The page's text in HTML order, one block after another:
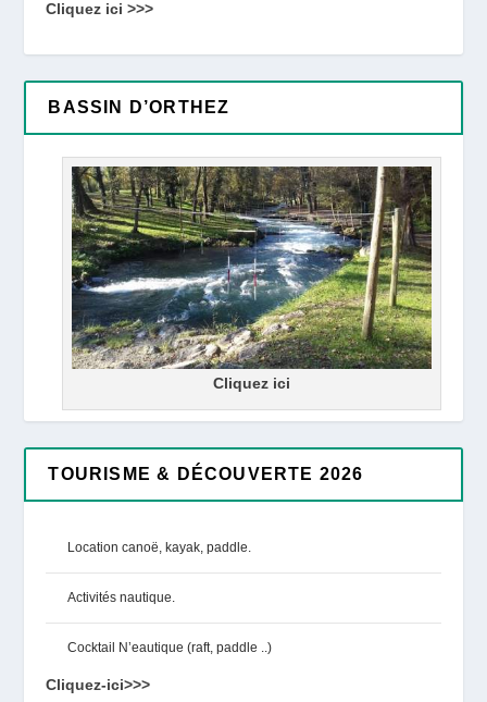
Cliquez ici >>>
BASSIN D’ORTHEZ
Cliquez ici
TOURISME & DÉCOUVERTE 2026
Location canoë, kayak, paddle.
Activités nautique.
Cocktail N’eautique (raft, paddle ..)
Cliquez-ici>>>